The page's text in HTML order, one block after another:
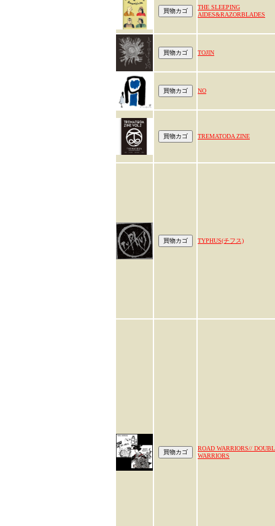
THE SLEEPING
AIDES&RAZORBLADES
TOJIN
NO
TREMATODA ZINE
TYPHUS(チフス)
ROAD WARRIORS//
WARRIORS